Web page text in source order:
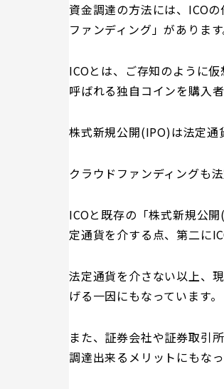
資金調達の方法には、ICO
ファンディング」があります
ICOとは、ご存知のように
呼ばれる独自コインを購入者
株式新規公開(IPO)は法定通
クラウドファンディングも
ICOと既存の「株式新規公
定通貨を介する点、第二に
法定通貨を介さない以上、
げる一因にもなっています。
また、証券会社や証券取引
調達出来るメリットにもなっ